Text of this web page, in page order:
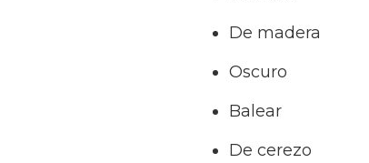
De madera
Oscuro
Balear
De cerezo